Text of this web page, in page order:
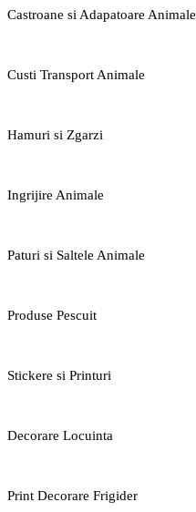
Castroane si Adapatoare Animale
Custi Transport Animale
Hamuri si Zgarzi
Ingrijire Animale
Paturi si Saltele Animale
Produse Pescuit
Stickere si Printuri
Decorare Locuinta
Print Decorare Frigider